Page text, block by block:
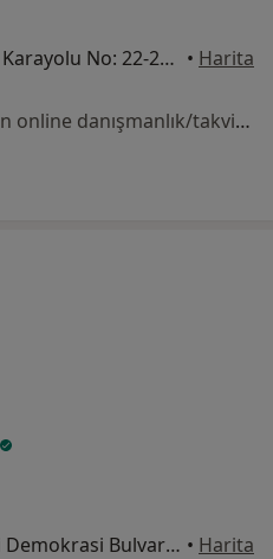
Ovacık Mahallesi D-100 Karayolu No: 22-24, Kocaeli • Harita
Bu uzman ilgili adres için online danışmanlık/takvim sunmuyor.
Yahya Kaptan Mahallesi Demokrasi Bulvarı No:10, İzmit • Harita